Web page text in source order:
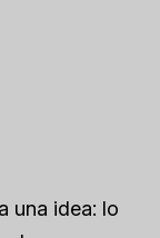
una idea: lo